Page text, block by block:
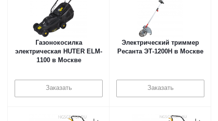
Газонокосилка
электрическая HUTER ELM-
1100 в Москве
Заказать
Электрический триммер
Ресанта ЭТ-1200Н в Москве
Заказать